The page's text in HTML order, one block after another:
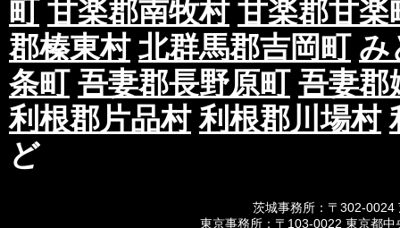
町 甘楽郡南牧村 甘楽郡甘楽
郡榛東村 北群馬郡吉岡町 み
条町 吾妻郡長野原町 吾妻郡
利根郡片品村 利根郡川場村
ど
茨城事務所：〒302-0024
東京事務所：〒103-0022 東京都